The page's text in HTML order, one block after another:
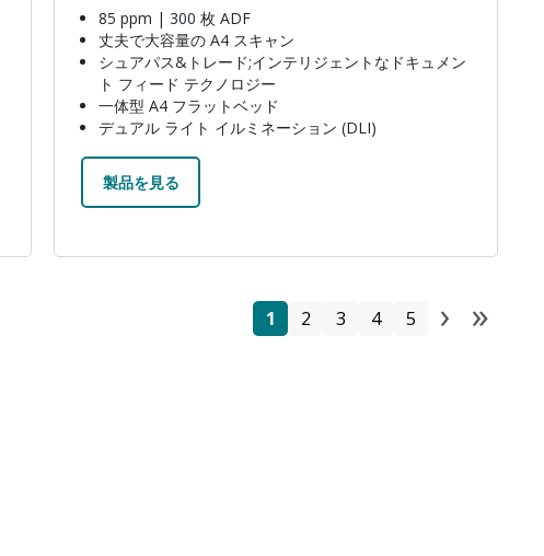
85 ppm | 300 枚 ADF
丈夫で大容量の A4 スキャン
シュアパス&トレード;インテリジェントなドキュメン
ト フィード テクノロジー
一体型 A4 フラットベッド
デュアル ライト イルミネーション (DLI)
製品を見る
ページ
1 ページ
2 ページ
3 ページ
4 ページ
5 Next
› »